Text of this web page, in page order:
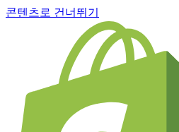
콘텐츠로 건너뛰기